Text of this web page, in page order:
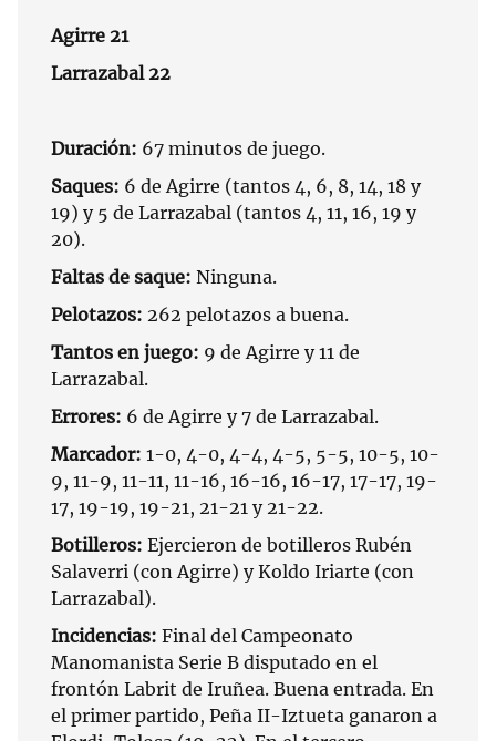
Agirre 21
Larrazabal 22
Duración: 67 minutos de juego.
Saques: 6 de Agirre (tantos 4, 6, 8, 14, 18 y
19) y 5 de Larrazabal (tantos 4, 11, 16, 19 y
20).
Faltas de saque: Ninguna.
Pelotazos: 262 pelotazos a buena.
Tantos en juego: 9 de Agirre y 11 de
Larrazabal.
Errores: 6 de Agirre y 7 de Larrazabal.
Marcador: 1-0, 4-0, 4-4, 4-5, 5-5, 10-5, 10-
9, 11-9, 11-11, 11-16, 16-16, 16-17, 17-17, 19-
17, 19-19, 19-21, 21-21 y 21-22.
Botilleros: Ejercieron de botilleros Rubén
Salaverri (con Agirre) y Koldo Iriarte (con
Larrazabal).
Incidencias: Final del Campeonato
Manomanista Serie B disputado en el
frontón Labrit de Iruñea. Buena entrada. En
el primer partido, Peña II-Iztueta ganaron a